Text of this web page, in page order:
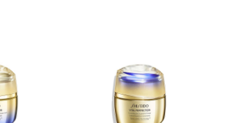
請選擇您的搭機地點